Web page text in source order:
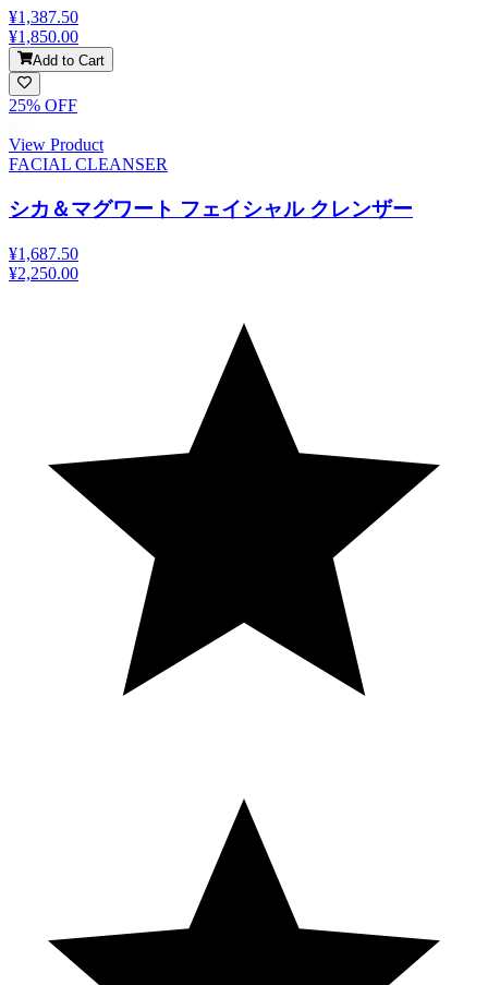
¥1,387.50
¥1,850.00
Add to Cart
25% OFF
View Product
FACIAL CLEANSER
シカ＆マグワート フェイシャル クレンザー
¥1,687.50
¥2,250.00